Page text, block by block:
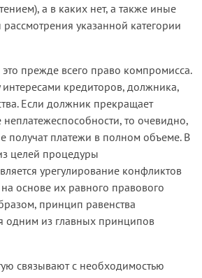
а в каких нет, а также иные
указанной категории
прежде всего право компромисса.
кредиторов, должника,
Если должник прекращает
то очевидно,
получат платежи в полном объеме. В
целей процедуры
урегулирование конфликтов
основе их равного правового
принцип равенства
одним из главных принципов
связывают с необходимостью